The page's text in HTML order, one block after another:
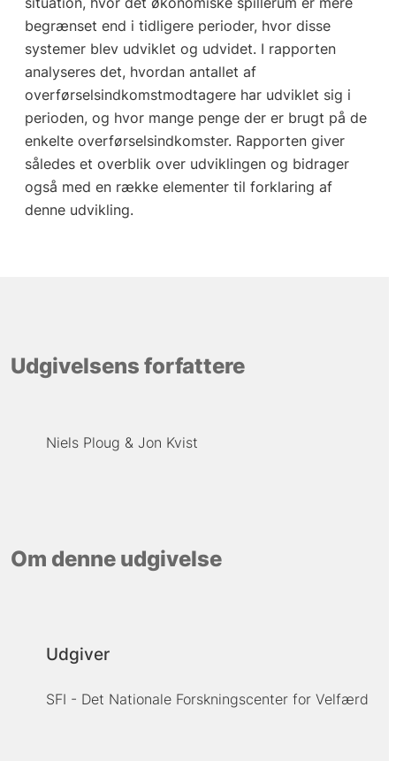
begrænset end i tidligere perioder, hvor disse
systemer blev udviklet og udvidet. I rapporten
analyseres det, hvordan antallet af
overførselsindkomstmodtagere har udviklet sig i
perioden, og hvor mange penge der er brugt på de
enkelte overførselsindkomster. Rapporten giver
således et overblik over udviklingen og bidrager
også med en række elementer til forklaring af
denne udvikling.
Udgivelsens forfattere
Niels Ploug Jon Kvist
Om denne udgivelse
Udgiver
SFI - Det Nationale Forskningscenter for Velfærd